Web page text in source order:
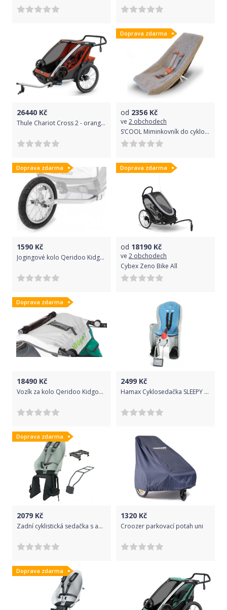
26440 Kč
Thule Chariot Cross 2 - orange uni
Doprava zdarma
od 2356 Kč
ve 2 obchodech
S’COOL Miminkovník do cyklovozíku S'COOL
Doprava zdarma
1590 Kč
Jogingové kolo Qeridoo Kidgoo 2, Sportex 2 2019
Doprava zdarma
od 18190 Kč
ve 2 obchodech
Cybex Zeno Bike All
Doprava zdarma
18490 Kč
Vozík za kolo Qeridoo Kidgoo 1 Aquamarine 2019
2499 Kč
Hamax Cyklosedačka SLEEPY - sv.šedá/modrá
Doprava zdarma
2079 Kč
Zadní cyklistická sedačka s adaptérem na nosič Urban Iki Green 2021
1320 Kč
Croozer parkovací potah uni
Doprava zdarma